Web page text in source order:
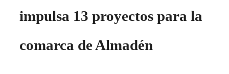
impulsa 13 proyectos para la
comarca de Almadén